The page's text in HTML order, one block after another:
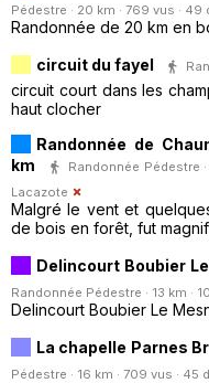
Pédestre · 20 km · 769 vus · 49
Randonnée de 20 km en
circuit du fayel
circuit court dans les
haut clocher
Randonnée de
km
Randonnée Pédestre
Lacazote
Malgré le vent et
de bois en forêt, fut
Delincourt Boubier
Randonnée Pédestre · 13 km ·
Delincourt Boubier Le
La chapelle Parnes
Pédestre · 16 km · 709 vus · 45